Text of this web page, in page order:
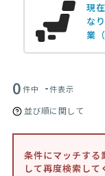
現
な
業
0件中 -件表示
並び順に関して
条件にマッチする
して再度検索して